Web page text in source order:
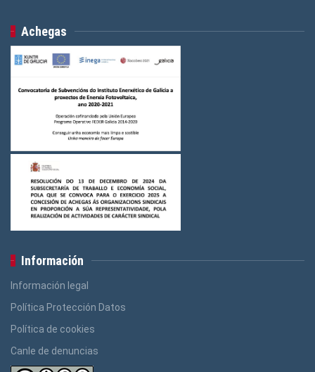
Achegas
Información
Información legal
Política Protección Datos
Política de cookies
Canle de denuncias